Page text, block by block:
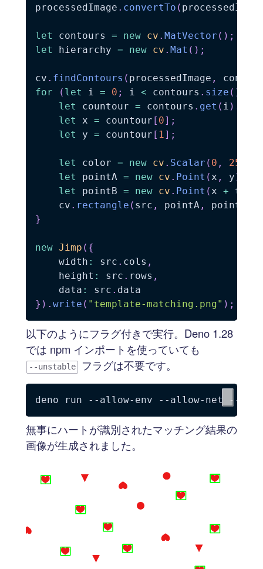
processedImage . convertTo (
let contours = new cv . MatVector ( ) ;
let
hierarchy = new cv . Mat ( ) ;
cv . findContours ( processedImage ,
for
( let i = 0 ; i < contours . size ( )
let
countour = contours . get ( i ) .
let
x = countour [ 0] ;
let
y = countour [ 1] ;
let color = new cv . Scalar ( 0 , 255
let
pointA = new cv . Point ( x , y )
let
pointB = new cv . Point ( x +
    cv
. rectangle ( src , pointA , pointB
}
new Jimp ( {
    width
: src . cols ,
    height
: src . rows ,
    data
: src .
} ) . write ( "template-matching.png" ) ;
以下のようにフラグ付きで実行。Deno 1.28
では npm インポートを使っていても
--unstable フラグは不要です。
無事にハートが識別されたマッチング結果の
画像が生成されました。